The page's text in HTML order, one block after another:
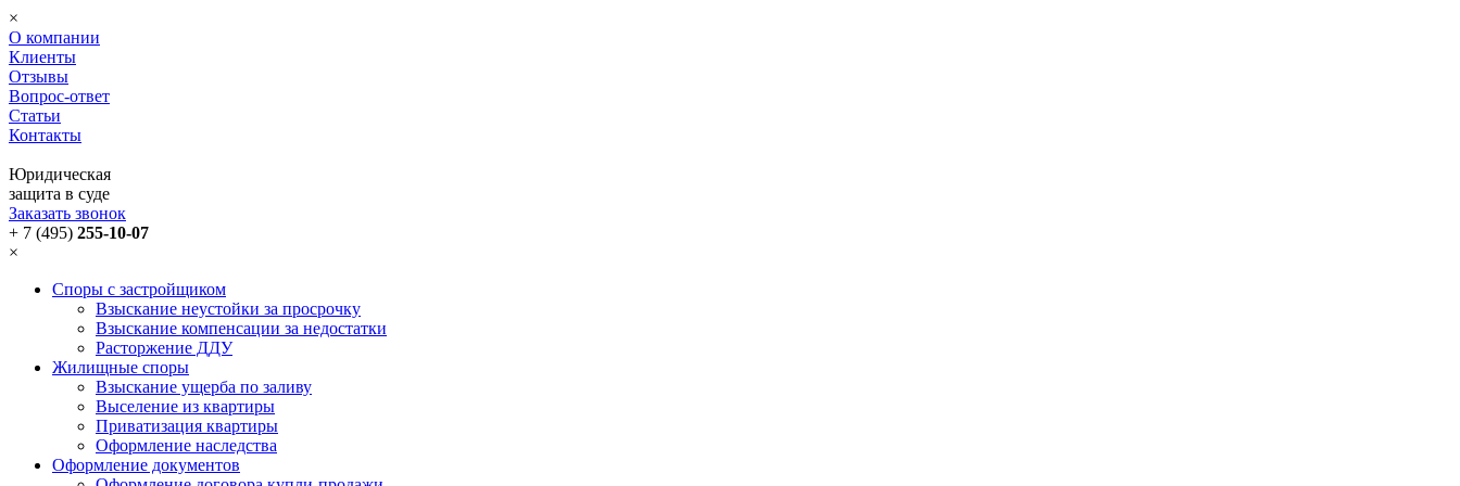
×
О компании
Клиенты
Отзывы
Вопрос-ответ
Статьи
Контакты
Юридическая
защита в суде
Заказать звонок
+ 7 (495) 255-10-07
×
Споры с застройщиком
Взыскание неустойки за просрочку
Взыскание компенсации за недостатки
Расторжение ДДУ
Жилищные споры
Взыскание ущерба по заливу
Выселение из квартиры
Приватизация квартиры
Оформление наследства
Оформление документов